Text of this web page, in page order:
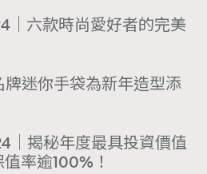
｜六款時尚愛好者的完美
迷你手袋為新年造型添
｜揭秘年度最具投資價值
率逾100%！